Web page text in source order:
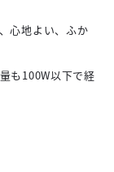
心地よい、ふか
も100W以下で経